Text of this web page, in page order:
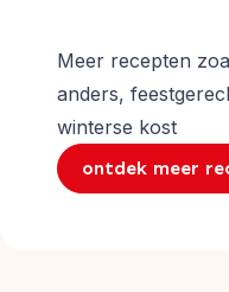
Meer recepten
anders,
winterse kost
ontdek meer